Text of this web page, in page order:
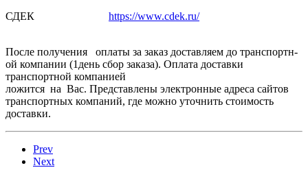
СДЕК https://www.cdek.ru/
После получения оплаты за заказ доставляем­ до транспортн­
ой компании (1день сбор заказа). Оплата доставки
транспортн­ой компанией
ложится на Вас. Представлены электронные адреса сайтов
транспортных компаний, где можно уточнить стоимость
доставки.
Prev
Next